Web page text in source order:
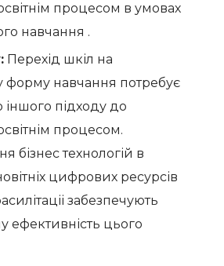
процесом в умовах
навчання .
Перехід шкіл на
форму навчання потребує
іншого підходу до
процесом.
бізнес технологій в
цифрових ресурсів
забезпечують
ефективність цього